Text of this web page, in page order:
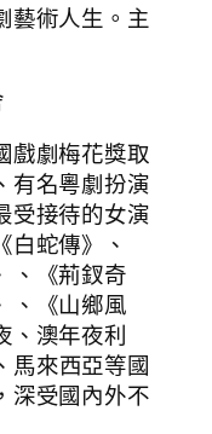
藝術人生。主
戲劇梅花獎取
有名粵劇扮演
受接待的女演
蛇傳》、
、《荊釵奇
、《山鄉風
、澳年夜利
馬來西亞等國
深受國內外不